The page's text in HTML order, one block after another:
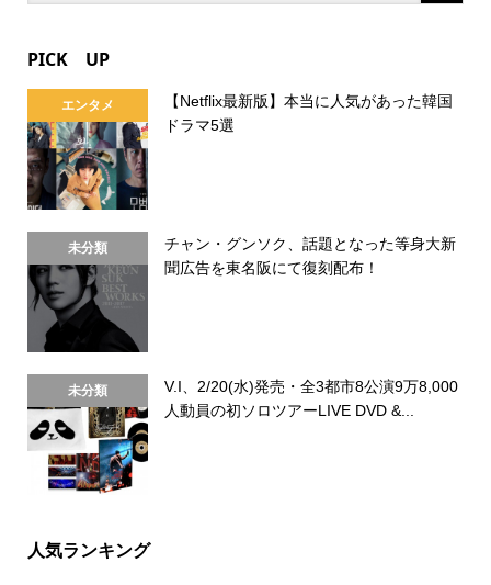
PICK UP
エンタメ
【Netflix最新版】本当に人気があった韓国
ドラマ5選
未分類
チャン・グンソク、話題となった等身大新
聞広告を東名阪にて復刻配布！
未分類
V.I、2/20(水)発売・全3都市8公演9万8,000
人動員の初ソロツアーLIVE DVD &...
人気ランキング